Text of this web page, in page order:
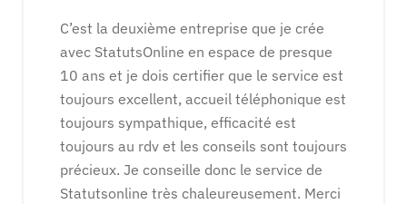
C’est la deuxième entreprise que je crée
avec StatutsOnline en espace de presque
10 ans et je dois certifier que le service est
toujours excellent, accueil téléphonique est
toujours sympathique, efficacité est
toujours au rdv et les conseils sont toujours
précieux. Je conseille donc le service de
Statutsonline très chaleureusement. Merci